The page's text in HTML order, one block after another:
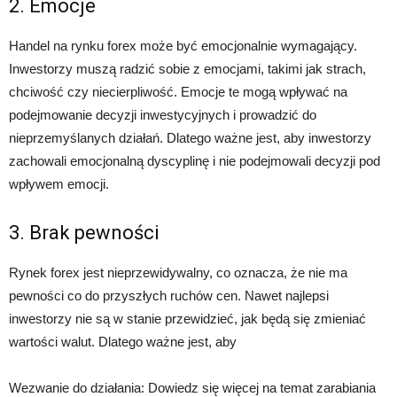
2. Emocje
Handel na rynku forex może być emocjonalnie wymagający.
Inwestorzy muszą radzić sobie z emocjami, takimi jak strach,
chciwość czy niecierpliwość. Emocje te mogą wpływać na
podejmowanie decyzji inwestycyjnych i prowadzić do
nieprzemyślanych działań. Dlatego ważne jest, aby inwestorzy
zachowali emocjonalną dyscyplinę i nie podejmowali decyzji pod
wpływem emocji.
3. Brak pewności
Rynek forex jest nieprzewidywalny, co oznacza, że nie ma
pewności co do przyszłych ruchów cen. Nawet najlepsi
inwestorzy nie są w stanie przewidzieć, jak będą się zmieniać
wartości walut. Dlatego ważne jest, aby
Wezwanie do działania: Dowiedz się więcej na temat zarabiania